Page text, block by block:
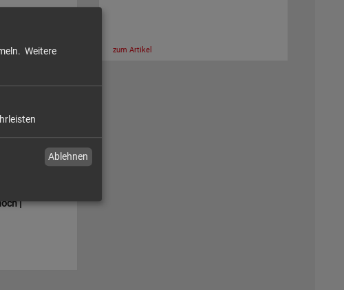
zum Artikel
|
Weitere
Ablehnen